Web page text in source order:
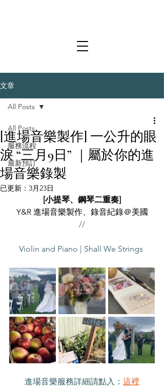
文章
All Posts
服務流程
最新預訂
All Posts
[進場音樂製作] 一公升的眼
淚 “三月9日” ｜屬於你的進
場音樂錄製
已更新： 3月23日
[小提琴、鋼琴二重奏]
Y&R 進場音樂製作、錄音紀錄＠美國
//
Violin and Piano | Shall We Strings
進場音樂服務詳細請點入： 這裡